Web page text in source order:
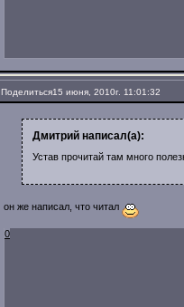
Поделиться15 июня, 2010г. 11:01:32
Дмитрий написал(а):
Устав прочитай там много
он же написал, что читал
0